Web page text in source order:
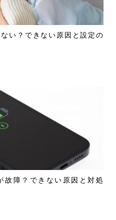
い？できない原因と設定の
故障？できない原因と対処